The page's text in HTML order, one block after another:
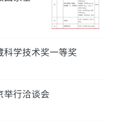
科学技术奖一等奖
举行洽谈会